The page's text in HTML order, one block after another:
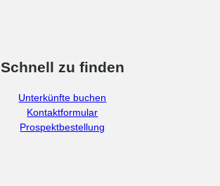
Schnell zu finden
Unterkünfte buchen
Kontaktformular
Prospektbestellung